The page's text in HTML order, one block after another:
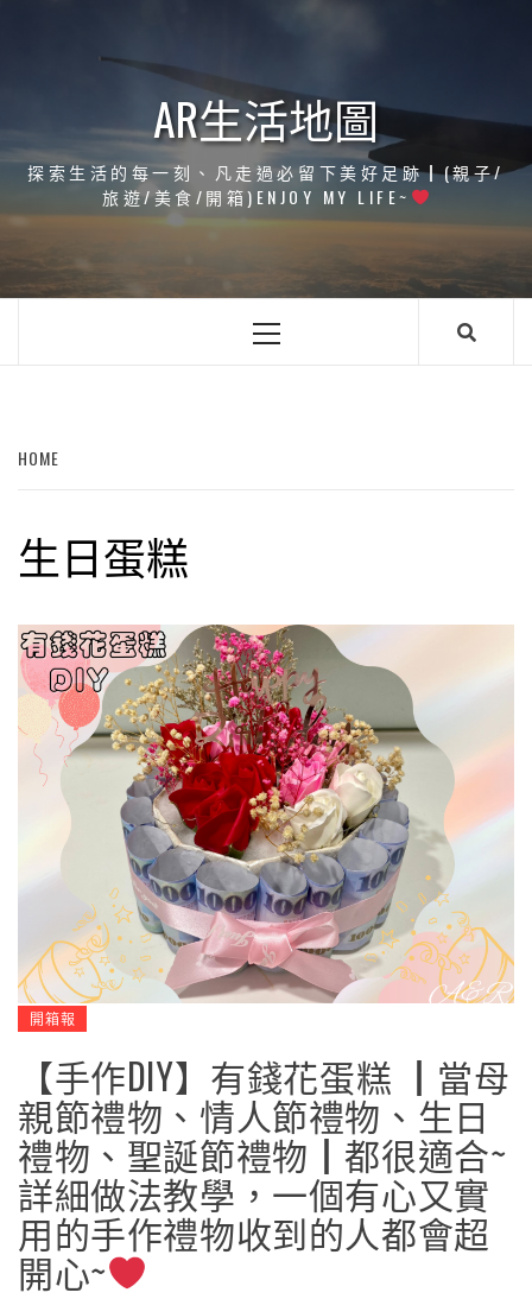
AR生活地圖
探索生活的每一刻、凡走過必留下美好足跡┃(親子/
旅遊/美食/開箱)ENJOY MY LIFE~
Primary
HOME
生日蛋糕
開箱報
【手作DIY】有錢花蛋糕 ┃當母
親節禮物、情人節禮物、生日
禮物、聖誕節禮物┃都很適合~
詳細做法教學，一個有心又實
用的手作禮物收到的人都會超
開心~